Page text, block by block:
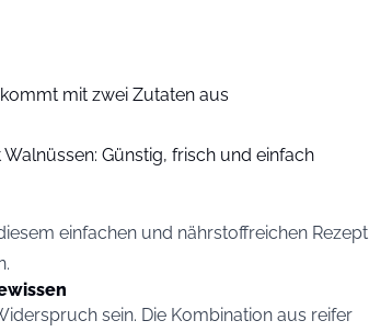
mit zwei Zutaten aus
Günstig, frisch und einfach
einfachen und nährstoffreichen Rezept
sein. Die Kombination aus reifer